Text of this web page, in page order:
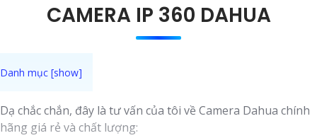
CAMERA IP 360 DAHUA
Dạ chắc chắn, đây là tư vấn của tôi về Camera Dahua chính
hãng giá rẻ và chất lượng: